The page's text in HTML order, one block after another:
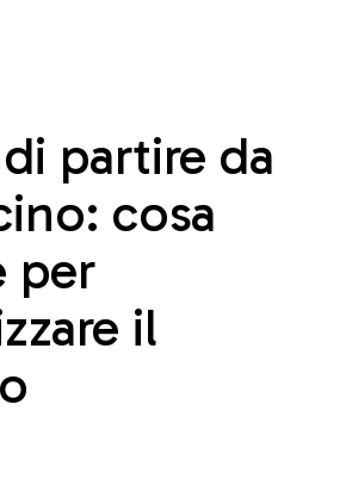
partire da
cosa
per
il